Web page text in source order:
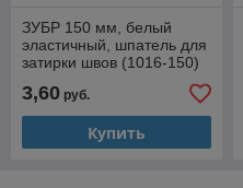
ЗУБР 150 мм, белый
эластичный, шпатель для
затирки швов (1016-150)
3,60 руб.
Купить